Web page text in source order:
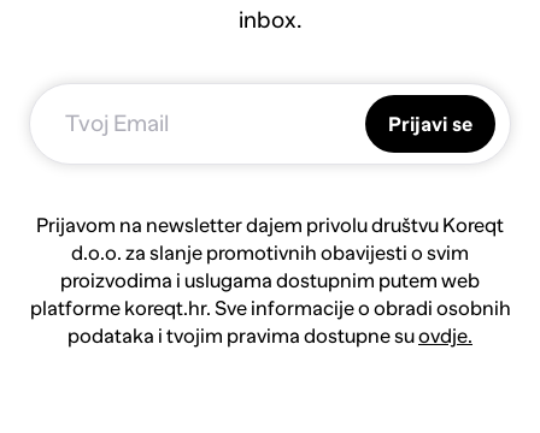
inbox.
Prijavi se
Prijavom na newsletter dajem privolu društvu Koreqt
d.o.o. za slanje promotivnih obavijesti o svim
proizvodima i uslugama dostupnim putem web
platforme koreqt.hr. Sve informacije o obradi osobnih
podataka i tvojim pravima dostupne suovdje.